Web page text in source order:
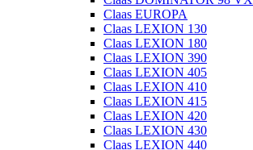
Claas EUROPA
Claas LEXION 130
Claas LEXION 180
Claas LEXION 390
Claas LEXION 405
Claas LEXION 410
Claas LEXION 415
Claas LEXION 420
Claas LEXION 430
Claas LEXION 440